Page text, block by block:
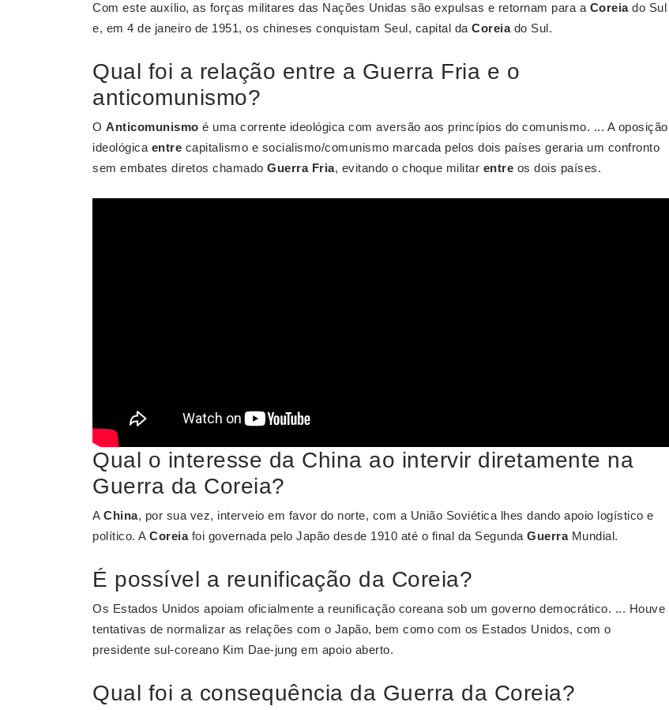
Com este auxílio, as forças militares das Nações Unidas são expulsas e retornam para a Coreiado Sul
e, em 4 de janeiro de 1951, os chineses conquistam Seul, capital da Coreiado Sul.
Qual foi a relação entre a Guerra Fria e o
anticomunismo?
O Anticomunismo é uma corrente ideológica com aversão aos princípios do comunismo. ... A oposição
ideológica entre capitalismo e socialismo/comunismo marcada pelos dois países geraria um confronto
sem embates diretos chamado Guerra Fria, evitando o choque militar entre os dois países.
Qual o interesse da China ao intervir diretamente na
Guerra da Coreia?
A China, por sua vez, interveio em favor do norte, com a União Soviética lhes dando apoio logístico e
político. A Coreiafoi governada pelo Japão desde 1910 até o final da Segunda GuerraMundial.
É possível a reunificação da Coreia?
Os Estados Unidos apoiam oficialmente a reunificação coreana sob um governo democrático. ... Houve
tentativas de normalizar as relações com o Japão, bem como com os Estados Unidos, com o
presidente sul-coreano Kim Dae-jung em apoio aberto.
Qual foi a consequência da Guerra da Coreia?